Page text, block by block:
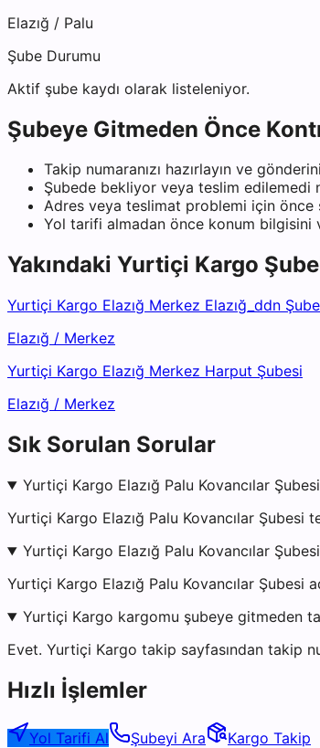
Elazığ / Palu
Şube Durumu
Aktif şube kaydı olarak listeleniyor.
Şubeye Gitmeden Önce
Takip numaranızı hazırlayın ve
Şubede bekliyor veya teslim edilemedi
Adres veya teslimat problemi için önce
Yol tarifi almadan önce konum bilgisini
Yakındaki Yurtiçi Kargo
Yurtiçi Kargo Elazığ Merkez Elazığ_ddn
Elazığ / Merkez
Yurtiçi Kargo Elazığ Merkez Harput Şubesi
Elazığ / Merkez
Sık Sorulan Sorular
Yurtiçi Kargo Elazığ Palu Kovancılar
Yurtiçi Kargo Elazığ Palu Kovancılar Şubesi
Yurtiçi Kargo Elazığ Palu Kovancılar
Yurtiçi Kargo Elazığ Palu Kovancılar Şubesi
Yurtiçi Kargo kargomu şubeye gitmeden
Evet. Yurtiçi Kargo takip sayfasından takip
Hızlı İşlemler
Yol Tarifi Al Şubeyi Ara
Kargo Takip